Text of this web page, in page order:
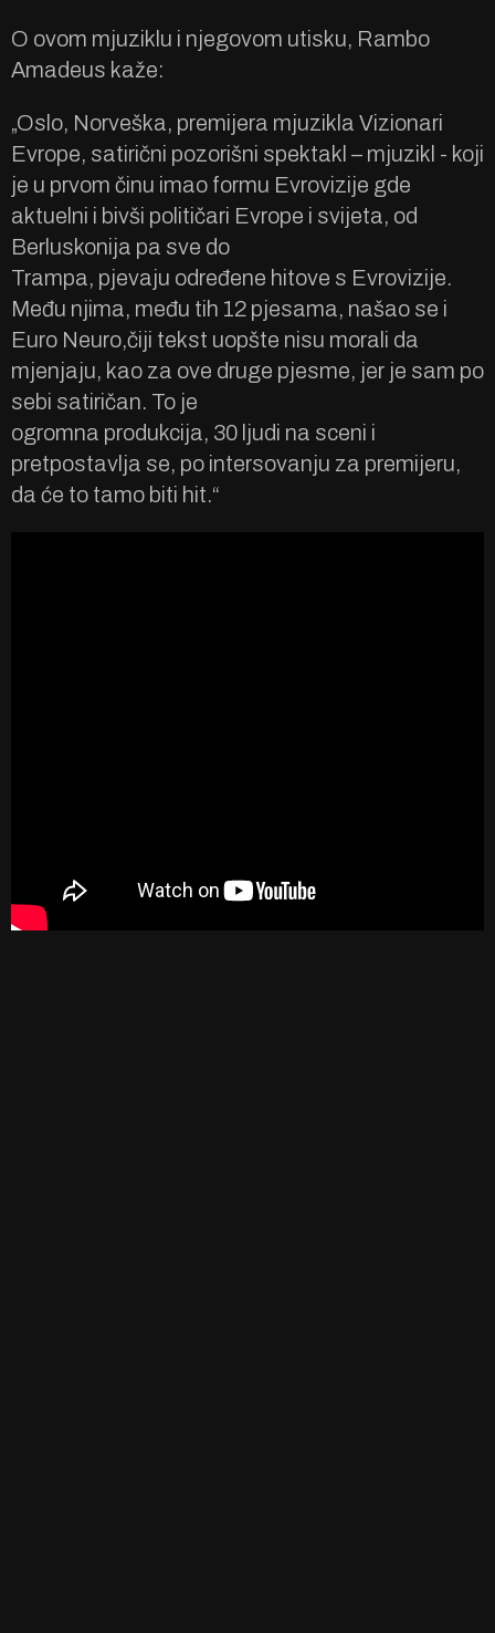
O ovom mjuziklu i njegovom utisku, Rambo
Amadeus kaže:
„Oslo, Norveška, premijera mjuzikla Vizionari
Evrope, satirični pozorišni spektakl – mjuzikl - koji
je u prvom činu imao formu Evrovizije gde
aktuelni i bivši političari Evrope i svijeta, od
Berluskonija pa sve do
Trampa, pjevaju određene hitove s Evrovizije.
Među njima, među tih 12 pjesama, našao se i
Euro Neuro,čiji tekst uopšte nisu morali da
mjenjaju, kao za ove druge pjesme, jer je sam po
sebi satiričan. To je
ogromna produkcija, 30 ljudi na sceni i
pretpostavlja se, po intersovanju za premijeru,
da će to tamo biti hit.“